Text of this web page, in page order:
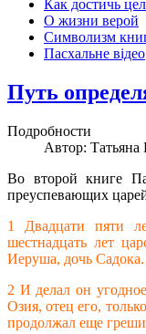
Как достичь
О жизни верой
Символизм
Пасхальне відео
Путь
Подробности
Автор: Татьяна
Во второй книге
преуспевающих
1 Двадцати пяти
шестнадцать лет
Иеруша, дочь Садока.
2 И делал он
Озия, отец его,
продолжал еще